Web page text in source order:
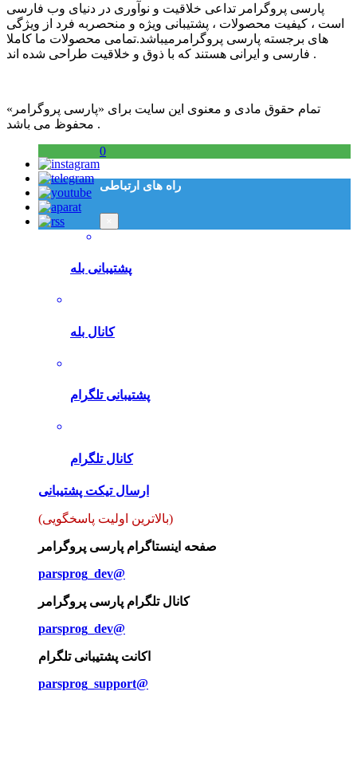
پارسی پروگرامر تداعی خلاقیت و نوآوری در دنیای وب فارسی
است ، کیفیت محصولات ، پشتیبانی ویژه و منحصربه فرد از ویژگی
های برجسته پارسی پروگرامرمیباشد.تمامی محصولات ما کاملا
فارسی و ایرانی هستند که با ذوق و خلاقیت طراحی شده اند .
تمام حقوق مادی و معنوی این سایت برای «پارسی پروگرامر»
محفوظ می باشد .
0
راه های ارتباطی
پشتیبانی بله
کانال بله
پشتیبانی تلگرام
کانال تلگرام
ارسال تیکت پشتیبانی
(بالاترین اولیت پاسخگویی)
صفحه اینستاگرام پارسی پروگرامر
parsprog_dev@
کانال تلگرام پارسی پروگرامر
parsprog_dev@
اکانت پشتیبانی تلگرام
parsprog_support@